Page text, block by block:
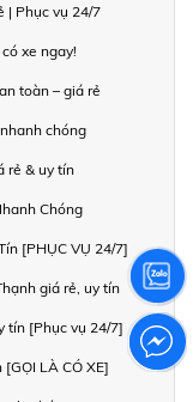
| Phục vụ 24/7
xe ngay!
toàn – giá rẻ
chóng
rẻ & uy tín
Chóng
[PHỤC VỤ 24/7]
giá rẻ, uy tín
tín [Phục vụ 24/7]
LÀ CÓ XE]